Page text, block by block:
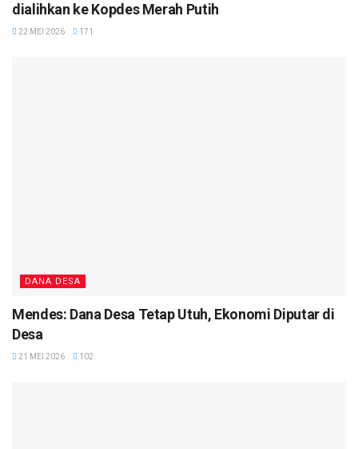
dialihkan ke Kopdes Merah Putih
22 MEI 2026 171
DANA DESA
Mendes: Dana Desa Tetap Utuh, Ekonomi Diputar di
Desa
21 MEI 2026 102